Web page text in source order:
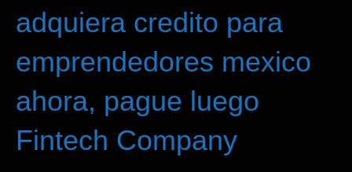
adquiera credito para
emprendedores mexico
ahora, pague luego
Fintech Company